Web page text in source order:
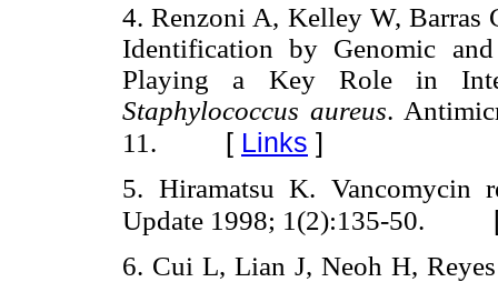
4. Renzoni A, Kelley W, Barras
Identification by Genomic
Playing a Key Role in
Staphylococcus aureus.
11.
[ Links ]
5. Hiramatsu K. Vancomycin
Update 1998; 1(2):135-50.
6. Cui L, Lian J, Neoh H,